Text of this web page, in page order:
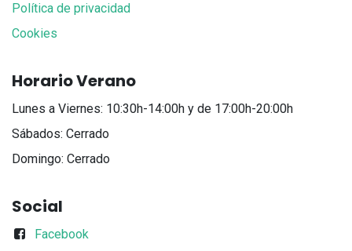
Política de privacidad
Cookies
Horario Verano
Lunes a Viernes: 10:30h-14:00h y de 17:00h-20:00h
Sábados: Cerrado
Domingo: Cerrado
Social
Facebook